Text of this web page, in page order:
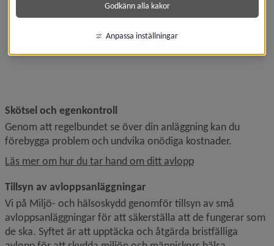
Skötsel och egenkontroll
Genom att regelbundet se över din anläggning kan du
förebygga problem och undvika onödiga kostnader.
Läs mer om hur du tar hand om ditt avlopp
Tillsyn av avloppsanläggningar
Vi på Miljö- och hälsoskydd genomför tillsyn av små
avloppsanläggningar för att säkerställa att de fungerar som
de ska. Syftet är att upptäcka och åtgärda bristfälliga
Godkänn alla kakor
Anpassa inställningar